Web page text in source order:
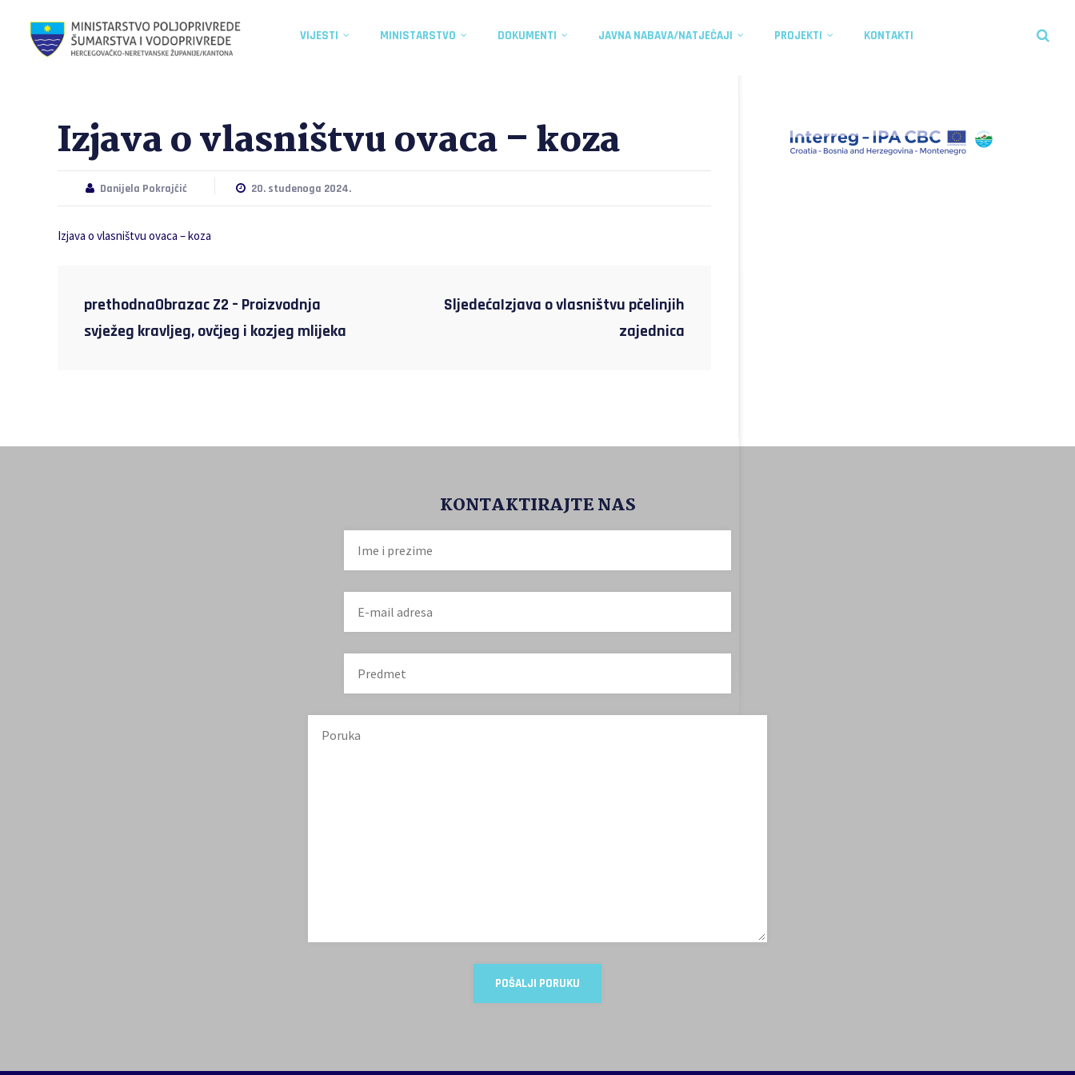
VIJESTI MINISTARSTVO DOKUMENTI JAVNA NABAVA/NATJEČAJI PROJEKTI KONTAKTI
Izjava o vlasništvu ovaca – koza
Danijela Pokrajčić 20. studenoga 2024.
Izjava o vlasništvu ovaca – koza
prethodnaObrazac Z2 – Proizvodnja
svježeg kravljeg, ovčjeg i kozjeg mlijeka
SljedećaIzjava o vlasništvu pčelinjih
zajednica
KONTAKTIRAJTE NAS